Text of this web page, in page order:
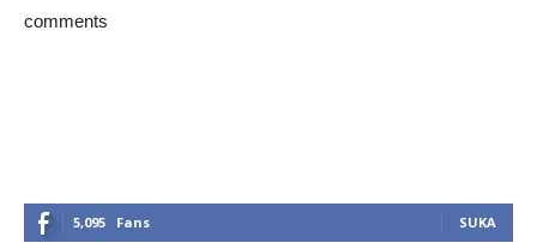
comments
5,095 Fans SUKA